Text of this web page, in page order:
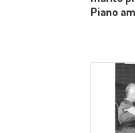
Piano